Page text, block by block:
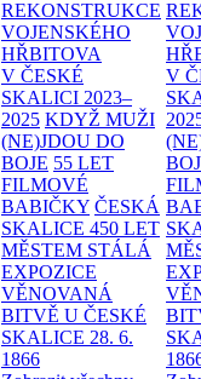
REKONSTRUKCE
VOJENSKÉHO
HŘBITOVA
V ČESKÉ
SKALICI 2023–
2025 KDYŽ MUŽI
(NE)JDOU DO
BOJE 55 LET
FILMOVÉ
BABIČKY ČESKÁ
SKALICE 450 LET
MĚSTEM STÁLÁ
EXPOZICE
VĚNOVANÁ
BITVĚ U ČESKÉ
SKALICE 28. 6.
1866
V